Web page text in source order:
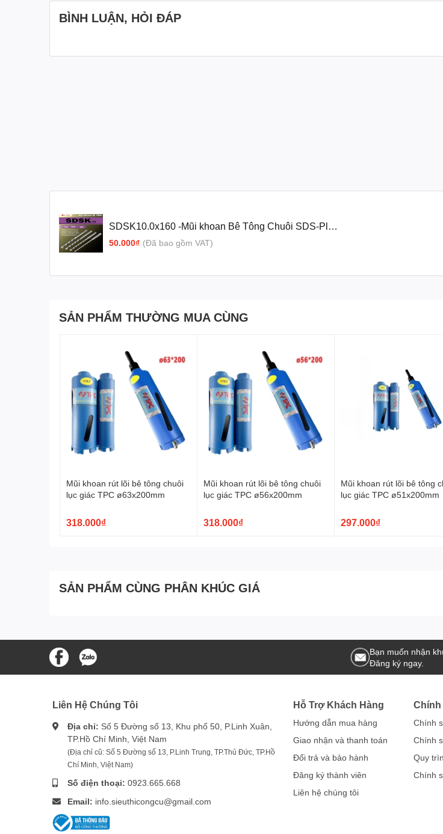
BÌNH LUẬN, HỎI ĐÁP
SDSK10.0x160 -Mũi khoan Bê Tông Chuôi SDS-Plus
UNIKA (SDSK Type)
50.000₫ (Đã bao gồm VAT)
SẢN PHẨM THƯỜNG MUA CÙNG
Mũi khoan rút lõi bê tông chuôi
lục giác TPC ø63x200mm
318.000₫
Mũi khoan rút lõi bê tông chuôi
lục giác TPC ø56x200mm
318.000₫
Mũi khoan rút lõi bê tông
lục giác TPC ø51x200mm
297.000₫
SẢN PHẨM CÙNG PHÂN KHÚC GIÁ
Bạn muốn nhận
Đăng ký ngay.
Liên Hệ Chúng Tôi
Địa chỉ: Số 5 Đường số 13, Khu phố 50, P.Linh Xuân,
TP.Hồ Chí Minh, Việt Nam
(Địa chỉ cũ: Số 5 Đường số 13, P.Linh Trung, TP.Thủ Đức, TP.Hồ
Chí Minh, Việt Nam)
Số điện thoại: 0923.665.668
Email: info.sieuthicongcu@gmail.com
Hỗ Trợ Khách Hàng
Hướng dẫn mua hàng
Giao nhận và thanh toán
Đổi trả và bảo hành
Đăng ký thành viên
Liên hệ chúng tôi
Chính
Chính
Chính
Quy
Chính